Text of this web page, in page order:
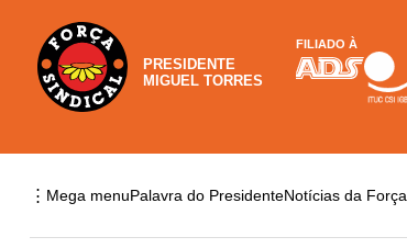
PRESIDENTE
MIGUEL TORRES
FILIADO À
⋮ Mega menuPalavra do PresidenteNotícias da Força